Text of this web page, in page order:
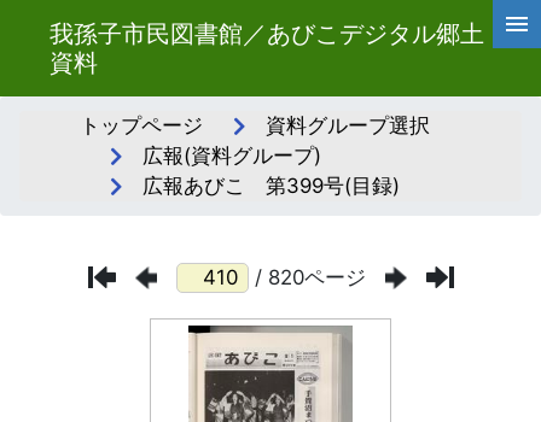
我孫子市民図書館／あびこデジタル郷土
資料
トップページ
資料グループ選択
広報(資料グループ)
広報あびこ 第399号(目録)
/ 820ページ